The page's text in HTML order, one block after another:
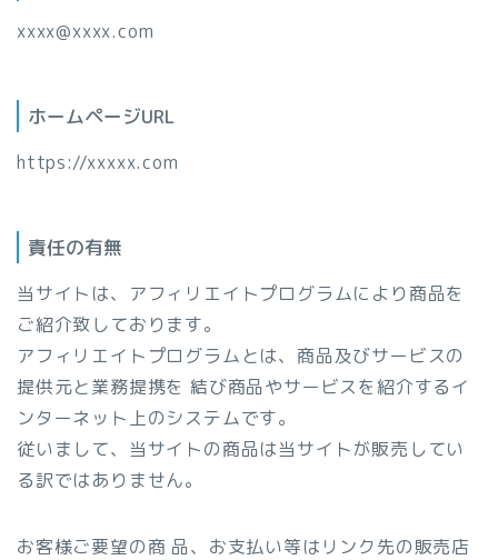
xxxx@xxxx.com
ホームページURL
https://xxxxx.com
責任の有無
当サイトは、アフィリエイトプログラムにより商品を
ご紹介致しております。
アフィリエイトプログラムとは、商品及びサービスの
提供元と業務提携を 結び商品やサービスを紹介するイ
ンターネット上のシステムです。
従いまして、当サイトの商品は当サイトが販売してい
る訳ではありません。
お客様ご要望の商 品、お支払い等はリンク先の販売店